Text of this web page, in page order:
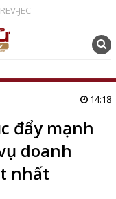
REV-JEC
14:18
đẩy mạnh
doanh
nhất